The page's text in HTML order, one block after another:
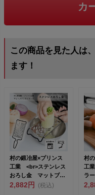
カ
この商品を見た人は
ます！
村の鍛冶屋×プリンス
工業 <br>ステンレス
おろし金 マットブラ
ック &...
2,882円 (税込)
村
工
ラ
ク